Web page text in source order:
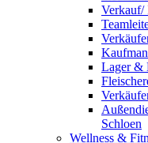
Verkauf/
Lager &
Schloen
Wellness &